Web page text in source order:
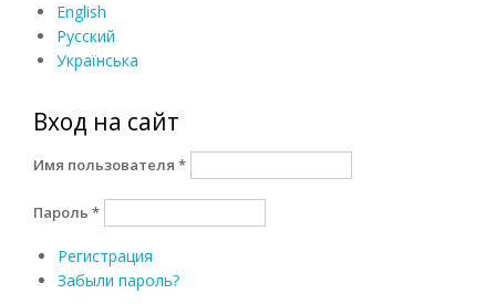
English
Русский
Українська
Вход на сайт
Имя пользователя *
Пароль *
Регистрация
Забыли пароль?